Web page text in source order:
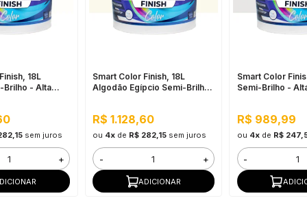
18L
Brilho - Alta
sem juros
+
Smart Color Finish, 18L
Algodão Egípcio Semi-Brilho
vapor
R$ 1.128,60
ou 4x de R$ 282,15 sem juros
- +
ADICIONAR
Smart Color
Semi-Brilho -
R$ 989,99
ou 4xde R$
-